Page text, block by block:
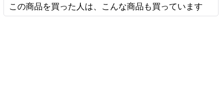
この商品を買った人は、こんな商品も買っています